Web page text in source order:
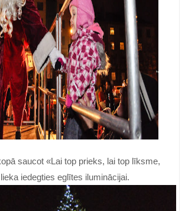
saucot «Lai top prieks, lai top līksme,
iedegties eglītes iluminācijai.